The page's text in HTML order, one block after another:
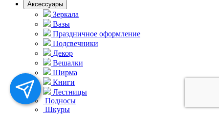
Аксессуары
Зеркала
Вазы
Праздничное оформление
Подсвечники
Декор
Вешалки
Ширма
Книги
Лестницы
Подносы
Шкуры